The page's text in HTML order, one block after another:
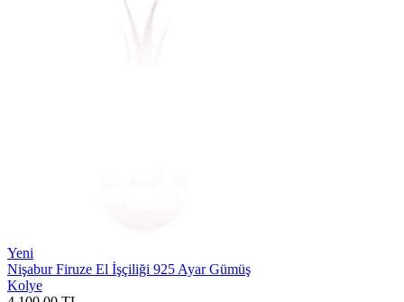
Yeni
Nişabur Firuze El İşçiliği 925 Ayar Gümüş
Kolye